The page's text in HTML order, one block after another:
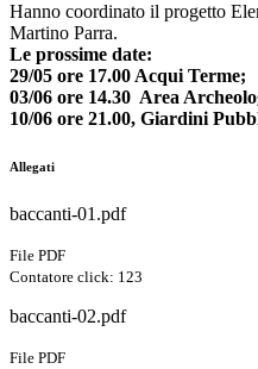
Hanno coordinato il progetto
Martino Parra.
Le prossime date:
29/05 ore 17.00 Acqui Terme;
03/06 ore 14.30 Area
10/06 ore 21.00, Giardini
Allegati
baccanti-01.pdf
File PDF
Contatore click: 123
baccanti-02.pdf
File PDF